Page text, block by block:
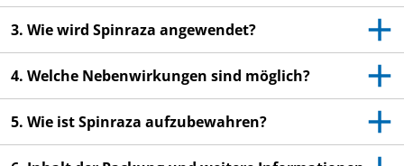
3. Wie wird Spinraza angewendet?
4. Welche Nebenwirkungen sind möglich?
5. Wie ist Spinraza aufzubewahren?